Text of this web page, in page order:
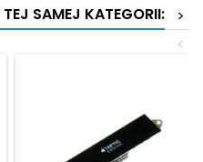
SAMEJ KATEGORII:
>
<